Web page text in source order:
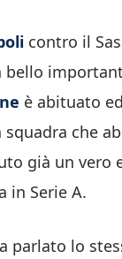
contro il
è abituato
che
già un vero
in Serie A.
parlato lo